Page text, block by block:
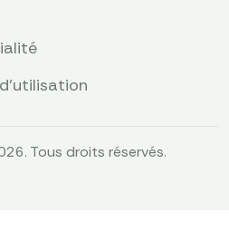
Tous droits réservés.